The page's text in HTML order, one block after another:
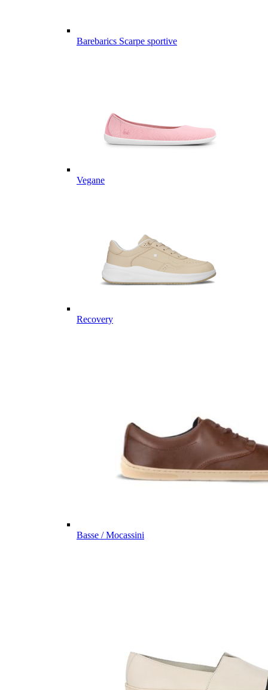
Barebarics Scarpe sportive
Vegane
Recovery
Basse / Mocassini